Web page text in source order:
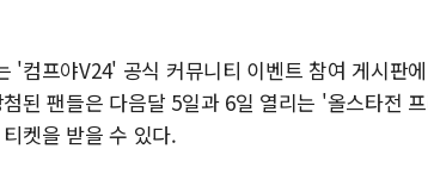
'컴프야V24' 공식 커뮤니티 이벤트 참여 게시판
된 팬들은 다음달 5일과 6일 열리는 '올스타전
켓을 받을 수 있다.